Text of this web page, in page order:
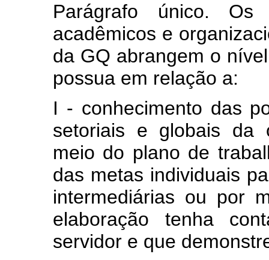
Parágrafo único. Os
acadêmicos e
da GQ abrangem o
possua em relação a:
I - conhecimento das
setoriais e globais da
meio do plano de
das metas individuais
intermediárias ou por
elaboração tenha
servidor e que